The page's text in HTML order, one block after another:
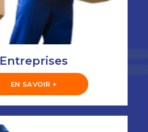
Entreprises
EN SAVOIR +